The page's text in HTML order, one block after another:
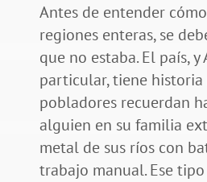
Antes de entender
regiones enteras, se
que no estaba. El país, y
particular, tiene historia
pobladores recuerdan
alguien en su familia
metal de sus ríos con
trabajo manual. Ese